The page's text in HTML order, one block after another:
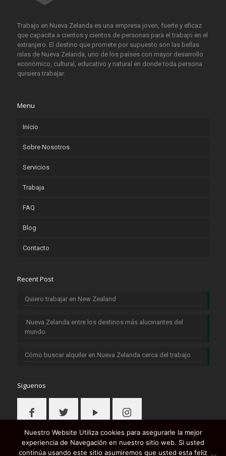
Trabajo en Nueva Zelanda es una empresa joven, fuerte y eficaz
que capacita a cientos y cientos de personas para el trabajo en el
extranjero. El destino que promete por supuesto son las bellas
islas de Nueva Zelanda, uno de los países con mayor desarrollo
económico, cultural, educativo y natural en donde toda persona
quisiera trabajar.
Menu
Inicio
Sobre Nosotros
Servicios
Trabaja
FAQ
Blog
Contacto
Recent Post
Quiero trabajar en New Zealand
Nueva Zelanda entre los destinos más alucinantes del
mundo
Cómo buscar alquiler en Nueva Zelanda cerca del trabajo
Siguenos
Nuestro Website Utiliza cookies para asegurarle la mejor
experiencia de Navegación en nuestro sitio web. Si usted
continúa usando este sitio asumiremos que usted esta feliz